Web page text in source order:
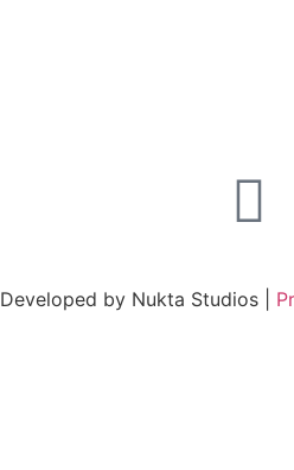
by Nukta Studios |